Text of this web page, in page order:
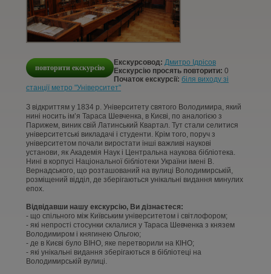
КОНТАКТИ
СТАТТІ
УВІЙТИ
повторити екскурсію
Екскурсовод: Дмитро Ідрісов
Екскурсію просять повторити: 0
Початок екскурсії: біля виходу зі
станції метро "Університет"
З відкриттям у 1834 р. Університету святого Володимира, який
нині носить ім’я Тараса Шевченка, в Києві, по аналогією з
Парижем, виник свій Латинський Квартал. Тут стали селитися
університетські викладачі і студенти. Крім того, поруч з
університетом почали виростати інші важливі наукові
установи, як Академія Наук і Центральна наукова бібліотека.
Нині в корпусі Національної бібліотеки України імені В.
Вернадського, що розташований на вулиці Володимирській,
розміщений відділ, де зберігаються унікальні видання минулих
епох.
Відвідавши нашу екскурсію, Ви дізнаєтеся:
- що спільного між Київським університетом і світлофором;
- які непрості стосунки склалися у Тараса Шевченка з князем
Володимиром і княгинею Ольгою;
- де в Києві було ВІНО, яке перетворили на КІНО;
- які унікальні видання зберігаються в бібліотеці на
Володимирській вулиці.